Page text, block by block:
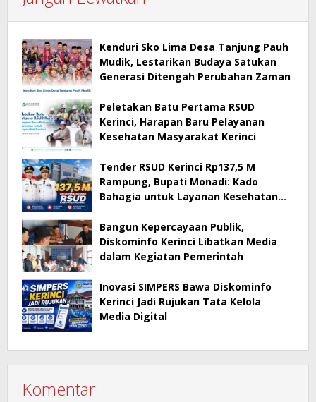
Kenduri Sko Lima Desa Tanjung Pauh
Mudik, Lestarikan Budaya Satukan
Generasi Ditengah Perubahan Zaman
Peletakan Batu Pertama RSUD
Kerinci, Harapan Baru Pelayanan
Kesehatan Masyarakat Kerinci
Tender RSUD Kerinci Rp137,5 M
Rampung, Bupati Monadi: Kado
Bahagia untuk Layanan Kesehatan
Bangun Kepercayaan Publik,
Diskominfo Kerinci Libatkan Media
dalam Kegiatan Pemerintah
Inovasi SIMPERS Bawa Diskominfo
Kerinci Jadi Rujukan Tata Kelola
Media Digital
Komentar